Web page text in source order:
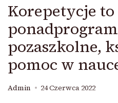
Korepetycje
pozaszkolne,
pomoc w
Admin 24 Czerwca 2022